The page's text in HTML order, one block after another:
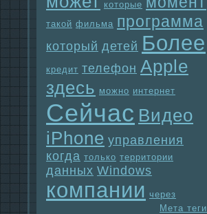
которые
такой фильма прогpaмма
который детей Более
кредит телефон Apple
здесь можно интернет
Сейчас Видео
iPhone упpaвления
когда только территории
данных Windows
компании через
Мета теги